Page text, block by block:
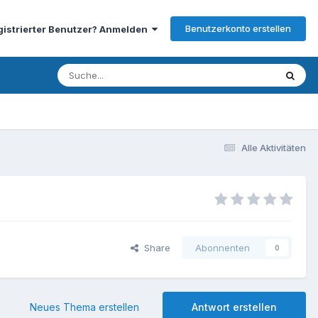
Benutzer? Anmelden Benutzerkonto erstellen
Alle Aktivitäten
Share Abonnenten 0
Antwort erstellen
Neues Thema erstellen